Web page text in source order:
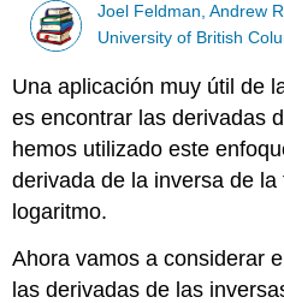
Joel Feldman, Andrew
University of British
Una aplicación muy útil de
es encontrar las derivadas
hemos utilizado este
derivada de la inversa de
logaritmo.
Ahora vamos a considerar
las derivadas de las